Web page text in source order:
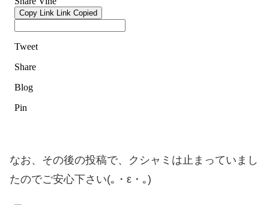
なお、その後の投稿で、クシャミは止まっていまし
たのでご安心下さい(｡・ε・｡)